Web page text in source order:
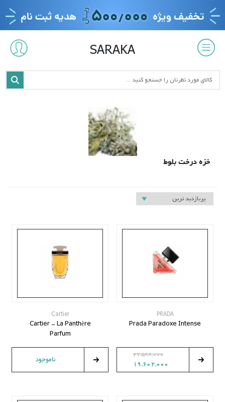
SARAKA
خزه درخت بلوط
PRADA
Prada Paradoxe Intense
27,588,000
19,602,000
Cartier
Cartier - La Panthère
Parfum
ناموجود